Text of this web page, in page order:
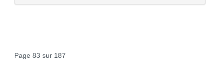
Page 83 sur 187